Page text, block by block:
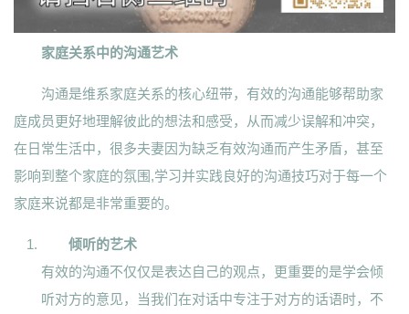
家庭关系中的沟通艺术
沟通是维系家庭关系的核心纽带，有效的沟通能够帮助家
庭成员更好地理解彼此的想法和感受，从而减少误解和冲突，
在日常生活中，很多夫妻因为缺乏有效沟通而产生矛盾，甚至
影响到整个家庭的氛围,学习并实践良好的沟通技巧对于每一个
家庭来说都是非常重要的。
倾听的艺术
有效的沟通不仅仅是表达自己的观点，更重要的是学会倾
听对方的意见，当我们在对话中专注于对方的话语时，不